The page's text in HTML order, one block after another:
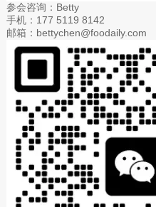
参会咨询：Betty
手机：177 5119 8142
邮箱：bettychen@foodaily.com